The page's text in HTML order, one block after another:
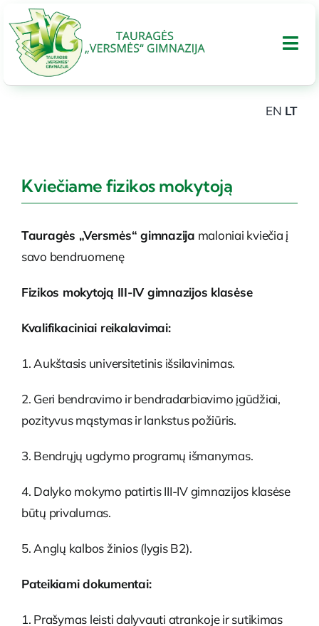
to
content
Administracinė informacija
EN LT
Kviečiame fizikos mokytoją
Tauragės „Versmės“ gimnazija maloniai kviečia į
savo bendruomenę
Fizikos mokytoją III-IV gimnazijos klasėse
Kvalifikaciniai reikalavimai:
1. Aukštasis universitetinis išsilavinimas.
2. Geri bendravimo ir bendradarbiavimo įgūdžiai,
pozityvus mąstymas ir lankstus požiūris.
3. Bendrųjų ugdymo programų išmanymas.
4. Dalyko mokymo patirtis III-IV gimnazijos klasėse
būtų privalumas.
5. Anglų kalbos žinios (lygis B2).
Pateikiami dokumentai:
1. Prašymas leisti dalyvauti atrankoje ir sutikimas